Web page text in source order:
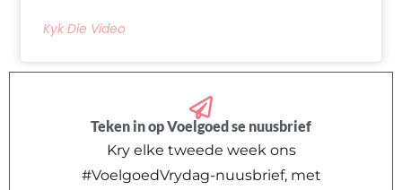
Kyk Die Video
Teken in op Voelgoed se nuusbrief
Kry elke tweede week ons
#VoelgoedVrydag-nuusbrief, met